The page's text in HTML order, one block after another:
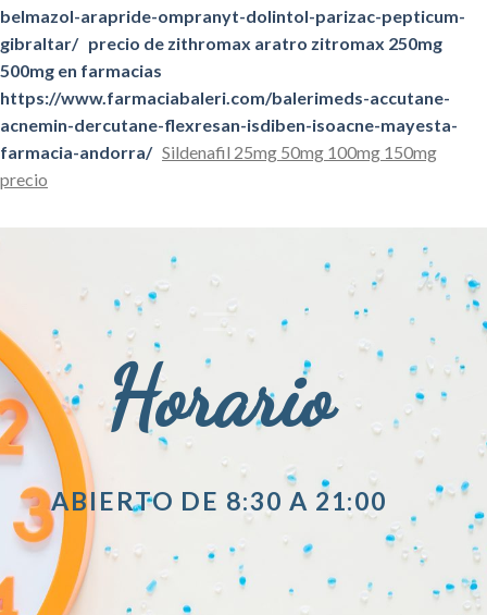
belmazol-arapride-ompranyt-dolintol-parizac-pepticum-
gibraltar/ precio de zithromax aratro zitromax 250mg
500mg en farmacias
https://www.farmaciabaleri.com/balerimeds-accutane-
acnemin-dercutane-flexresan-isdiben-isoacne-mayesta-
farmacia-andorra/ Sildenafil 25mg 50mg 100mg 150mg
precio
Horario
ABIERTO DE 8:30 A 21:00